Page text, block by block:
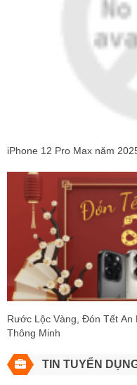
iPhone 12 Pro Max năm
Rước Lộc Vàng, Đón Tết An
Thông Minh
TIN TUYỂN